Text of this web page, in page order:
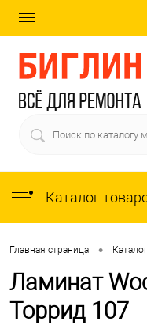
Каталог
Главная страница •
Ламинат
Торрид 107